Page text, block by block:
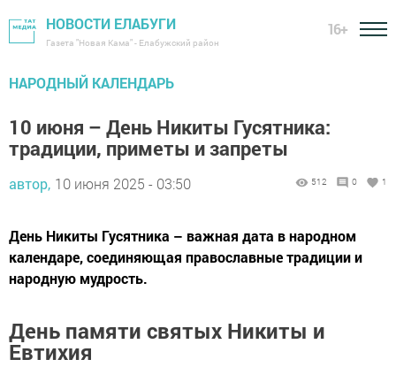
НОВОСТИ ЕЛАБУГИ
Газета "Новая Кама" - Елабужский район
16+
НАРОДНЫЙ КАЛЕНДАРЬ
10 июня – День Никиты Гусятника:
традиции, приметы и запреты
автор, 10 июня 2025 - 03:50 512 0 1
День Никиты Гусятника – важная дата в народном
календаре, соединяющая православные традиции и
народную мудрость.
День памяти святых Никиты и
Евтихия